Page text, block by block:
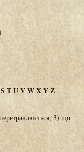
STUVWXYZ
3) що